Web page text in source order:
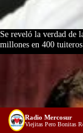
Se reveló la verdad de
millones en 400
Radio Mercosur